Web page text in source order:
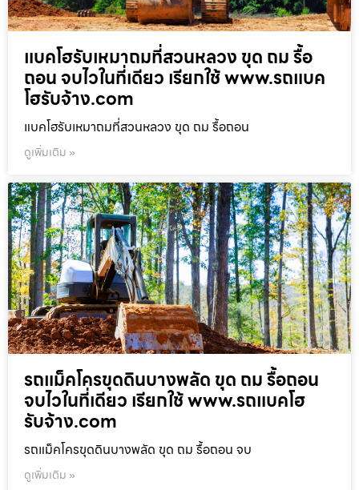
แบคโฮรับเหมาถมที่สวนหลวง ขุด ถม รื้อ
ถอน จบไวในที่เดียว เรียกใช้ www.รถแบค
โฮรับจ้าง.com
แบคโฮรับเหมาถมที่สวนหลวง ขุด ถม รื้อถอน
ดูเพิ่มเติม »
รถแม็คโครขุดดินบางพลัด ขุด ถม รื้อถอน
จบไวในที่เดียว เรียกใช้ www.รถแบคโฮ
รับจ้าง.com
รถแม็คโครขุดดินบางพลัด ขุด ถม รื้อถอน จบ
ดูเพิ่มเติม »